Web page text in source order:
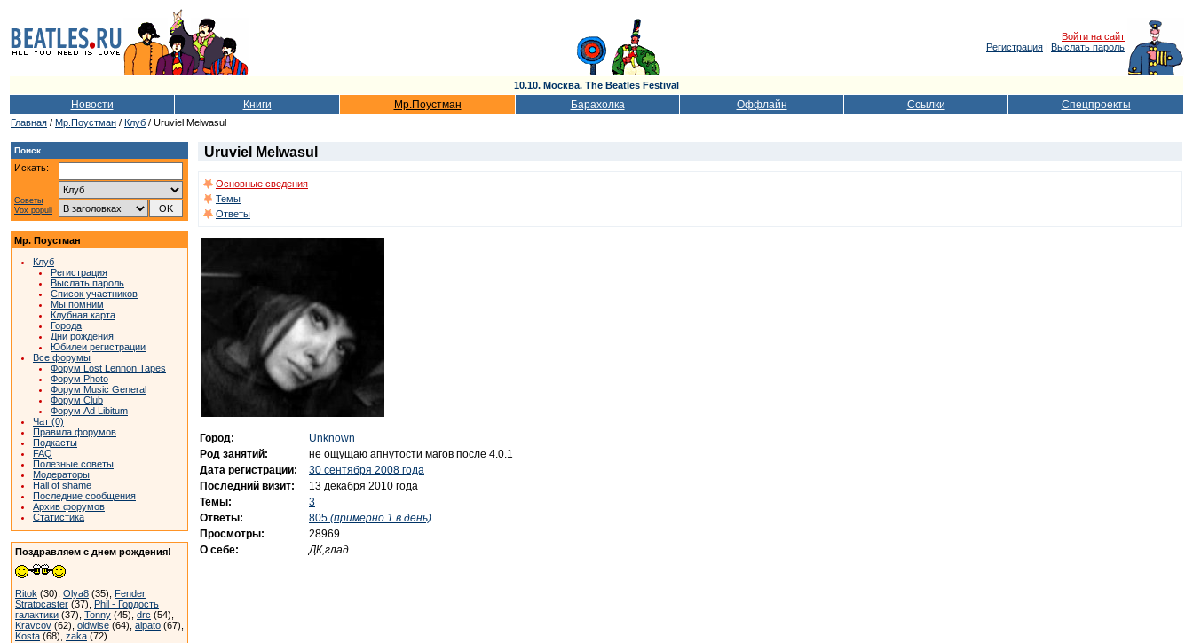
Войти на сайт
Регистрация | Выслать пароль
10.10. Москва. The Beatles Festival
Новости Книги Мр.Поустман Барахолка Оффлайн Ссылки Спецпроекты
Главная / Мр.Поустман / Клуб / Uruviel Melwasul
Поиск
Искать:
Советы
Vox populi
Мр. Поустман
Клуб
Регистрация
Выслать пароль
Список участников
Мы помним
Клубная карта
Города
Дни рождения
Юбилеи регистрации
Все форумы
Форум Lost Lennon Tapes
Форум Photo
Форум Music General
Форум Club
Форум Ad Libitum
Чат (0)
Правила форумов
Подкасты
FAQ
Полезные советы
Модераторы
Hall of shame
Последние сообщения
Архив форумов
Статистика
Поздравляем с днем рождения!
Ritok (30), Olya8 (35), Fender
Stratocaster (37), Phil - Гордость
галактики (37), Tonny (45), drc (54),
Kravcov (62), oldwise (64), alpato (67),
Kosta (68), zaka (72)
Uruviel Melwasul
Основные сведения
Темы
Ответы
Город:
Unknown
Род занятий:
не ощущаю апнутости магов после 4.0.1
Дата регистрации:
30 сентября 2008 года
Последний визит:
13 декабря 2010 года
Темы:
3
Ответы:
805 (примерно 1 в день)
Просмотры:
28969
О себе:
ДК,глад